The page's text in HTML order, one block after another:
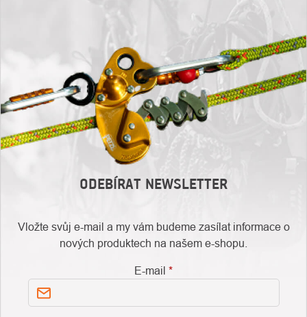
ODEBÍRAT NEWSLETTER
Vložte svůj e-mail a my vám budeme zasílat informace o
nových produktech na našem e-shopu.
E-mail